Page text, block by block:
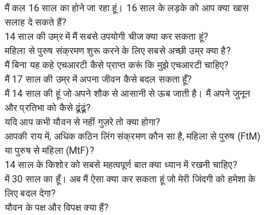
मैं कल 16 साल का होने जा रहा हूं। 16 साल के लड़के को आप क्या खास
सलाह दे सकते हैं?
14 साल की उम्र में मैं सबसे उपयोगी चीज क्या कर सकता हूं?
महिला से पुरुष संक्रमण शुरू करने के लिए सबसे अच्छी उम्र क्या है?
मैं बिना यह कहे एचआरटी कैसे प्राप्त करूं कि मुझे एचआरटी चाहिए?
मैं 17 साल की उम्र में अपना जीवन कैसे बदल सकता हूँ?
मैं 14 साल की हूं जो अपने शौक से आसानी से ऊब जाती है। मैं अपने जुनून
और प्रतिभा को कैसे ढूंढूं?
यदि आप कभी यौवन से नहीं गुज़रे तो क्या होगा?
आपकी राय में, अधिक कठिन लिंग संक्रमण कौन सा है, महिला से पुरुष (FtM)
या पुरुष से महिला (MtF)?
14 साल के किशोर को सबसे महत्वपूर्ण बात क्या ध्यान में रखनी चाहिए?
में 30 साल का हूँ। अब मैं ऐसा क्या कर सकता हूं जो मेरी जिंदगी को हमेशा के
लिए बदल देगा?
यौवन के पक्ष और विपक्ष क्या हैं?